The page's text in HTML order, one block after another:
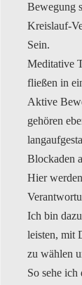
Bewegung
Kreislauf-
Sein.
Meditative
fließen in
Aktive
gehören
Blockaden
Hier
Ich bin
leisten, mit
zu wählen
So sehe